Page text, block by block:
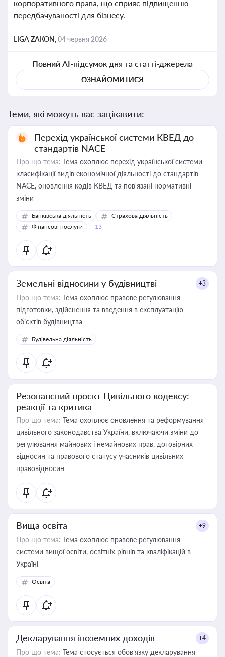
корпоративного права, що сприяє підвищенню
передбачуваності для бізнесу.
LIGA ZAKON,04 червня 2026
Повний AI-підсумок дня та статті-джерела
ОЗНАЙОМИТИСЯ
Теми, які можуть вас зацікавити:
Перехід української системи КВЕД до
стандартів NACE
Про що тема: Тема охоплює перехід української системи
класифікації видів економічної діяльності до стандартів
NACE, оновлення кодів КВЕД та пов'язані нормативні
зміни
Банківська діяльність
Страхова діяльність
Фінансові послуги
+13
Земельні відносини у будівництві +3
Про що тема: Тема охоплює правове регулювання
підготовки, здійснення та введення в експлуатацію
об’єктів будівництва
Будівельна діяльність
Резонансний проєкт Цивільного кодексу:
реакції та критика
Про що тема: Тема охоплює оновлення та реформування
цивільного законодавства України, включаючи зміни до
регулювання майнових і немайнових прав, договірних
відносин та правового статусу учасників цивільних
правовідносин
Вища освіта +9
Про що тема: Тема охоплює правове регулювання
системи вищої освіти, освітніх рівнів та кваліфікацій в
Україні
Освіта
Декларування іноземних доходів +4
Про що тема: Тема стосується обов’язку декларування